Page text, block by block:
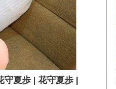
夏歩 | 花守夏歩 |